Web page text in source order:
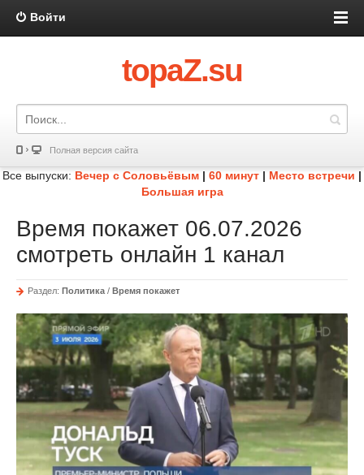
Войти
topaZ.su
Полная версия сайта
Все выпуски: Вечер с Соловьёвым | 60 минут | Место встречи |
Большая игра
Время покажет 06.07.2026
смотреть онлайн 1 канал
Раздел: Политика / Время покажет